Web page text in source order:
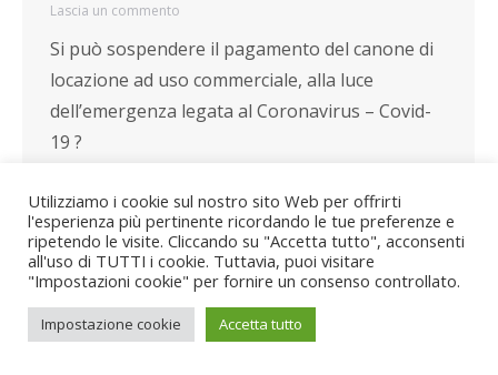
Lascia un commento
Si può sospendere il pagamento del canone di
locazione ad uso commerciale, alla luce
dell’emergenza legata al Coronavirus – Covid-
19 ?
Utilizziamo i cookie sul nostro sito Web per offrirti
l'esperienza più pertinente ricordando le tue preferenze e
ripetendo le visite. Cliccando su "Accetta tutto", acconsenti
all'uso di TUTTI i cookie. Tuttavia, puoi visitare
"Impostazioni cookie" per fornire un consenso controllato.
Impostazione cookie Accetta tutto